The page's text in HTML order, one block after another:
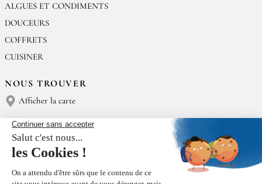
ALGUES ET CONDIMENTS
DOUCEURS
COFFRETS
CUISINER
NOUS TROUVER
Afficher la carte
NOUS CONTACTER
Épices Rœllinger
Tél : (+33) 02 23 15 13 91